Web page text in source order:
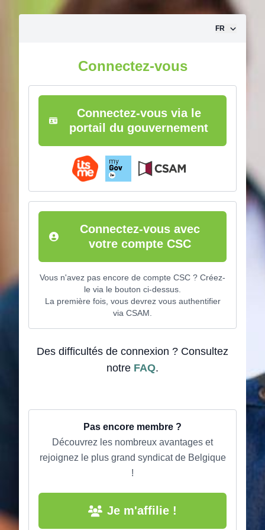
Aller vers le contenu
FR
Connectez-vous
Connectez-vous via le
portail du gouvernement
Connectez-vous avec
votre compte CSC
Vous n'avez pas encore de compte CSC ? Créez-
le via le bouton ci-dessus.
La première fois, vous devrez vous authentifier
via CSAM.
Des difficultés de connexion ? Consultez
notre FAQ.
Pas encore membre ?
Découvrez les nombreux avantages et
rejoignez le plus grand syndicat de Belgique
!
Je m'affilie !